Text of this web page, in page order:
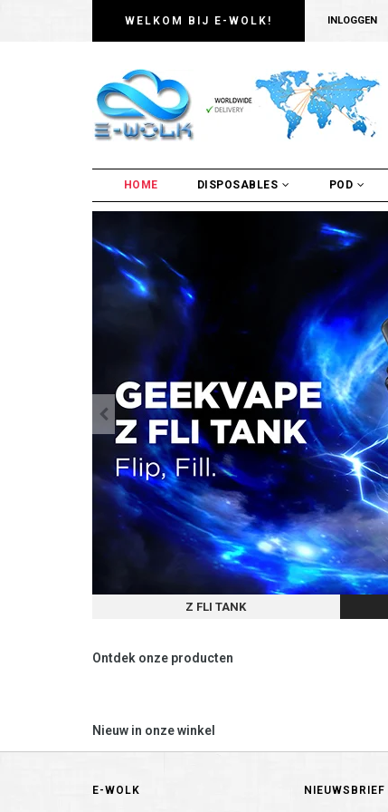
WELKOM BIJ E-WOLK! INLOGGEN
HOME DISPOSABLES POD
Z FLI TANK
Ontdek onze producten
Nieuw in onze winkel
E-WOLK NIEUWSBRIEF